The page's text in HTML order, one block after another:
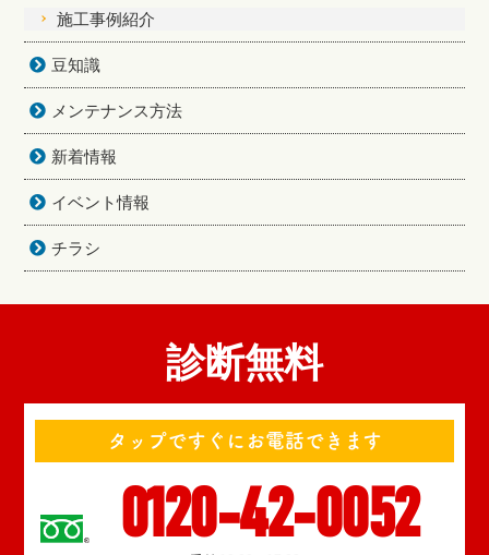
施工事例紹介
豆知識
メンテナンス方法
新着情報
イベント情報
チラシ
診断無料
タップですぐにお電話できます
0120-42-0052